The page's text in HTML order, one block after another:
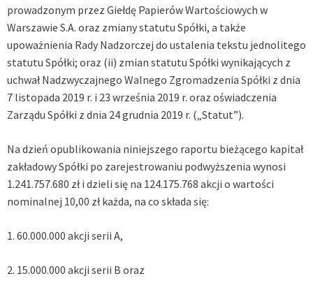
prowadzonym przez Giełdę Papierów Wartościowych w
Warszawie S.A. oraz zmiany statutu Spółki, a także
upoważnienia Rady Nadzorczej do ustalenia tekstu jednolitego
statutu Spółki; oraz (ii) zmian statutu Spółki wynikających z
uchwał Nadzwyczajnego Walnego Zgromadzenia Spółki z dnia
7 listopada 2019 r. i 23 września 2019 r. oraz oświadczenia
Zarządu Spółki z dnia 24 grudnia 2019 r. („Statut”).
Na dzień opublikowania niniejszego raportu bieżącego kapitał
zakładowy Spółki po zarejestrowaniu podwyższenia wynosi
1.241.757.680 zł i dzieli się na 124.175.768 akcji o wartości
nominalnej 10,00 zł każda, na co składa się:
1. 60.000.000 akcji serii A,
2. 15.000.000 akcji serii B oraz